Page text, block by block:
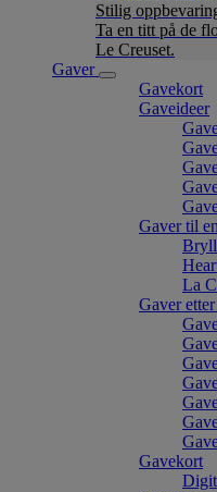
Stilig
Ta en titt på de
Le Creuset.
Gaver
Gavekort
Gaveideer
Gaver til
La
Gaver
Gavekort